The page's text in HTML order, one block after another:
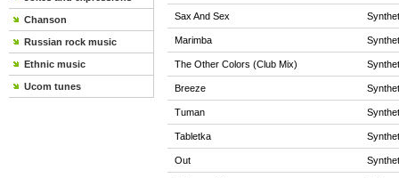
Chanson
Russian rock music
Ethnic music
Ucom tunes
Sax And Sex
Marimba
The Other Colors (Club Mix)
Breeze
Tuman
Tabletka
Out